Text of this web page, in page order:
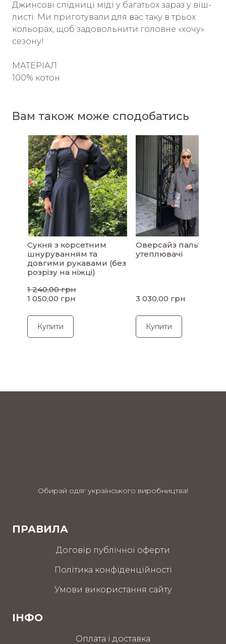
Джинсові спідниці міді у багатьох зараз у віш-
листі. Ми приготували для вас таку в трьох
кольорах, щоб задовольнити головне «хочу»
сезону!
МАТЕРІАЛ
100% котон
Вам також може сподобатись
Сукня з корсетним
шнуруванням та
довгими рукавами (без
розрізу на ніжці)
1 240,00 грн
1 050,00 грн
Купити
Оверсайз пальто на
утеплювачі
3 030,00 грн
Купити
Обирай одяг українського виробництва!
ПРАВИЛА
Договір публічної оферти
Політика конфіденційності
Умови використання сайту
ІНФО
Оплата і доставка